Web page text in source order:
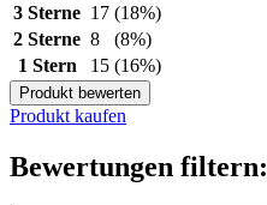
3 Sterne 17 (18%)
2 Sterne 8
(8%)
1 Stern
15 (16%)
Produkt bewerten
Produkt kaufen
Bewertungen filtern: